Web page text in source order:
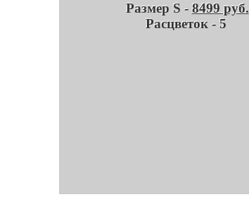
Размер S - 8499 руб.
Расцветок - 5